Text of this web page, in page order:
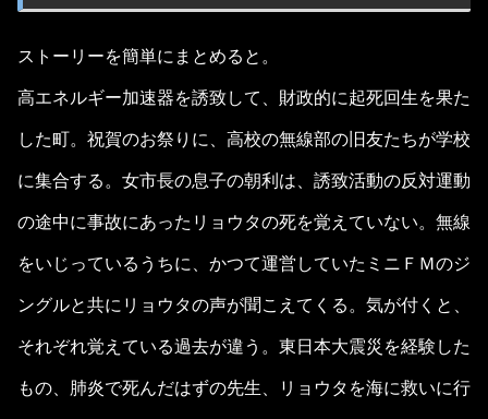
ストーリーを簡単にまとめると。
高エネルギー加速器を誘致して、財政的に起死回生を果た
した町。祝賀のお祭りに、高校の無線部の旧友たちが学校
に集合する。女市長の息子の朝利は、誘致活動の反対運動
の途中に事故にあったリョウタの死を覚えていない。無線
をいじっているうちに、かつて運営していたミニＦＭのジ
ングルと共にリョウタの声が聞こえてくる。気が付くと、
それぞれ覚えている過去が違う。東日本大震災を経験した
もの、肺炎で死んだはずの先生、リョウタを海に救いに行